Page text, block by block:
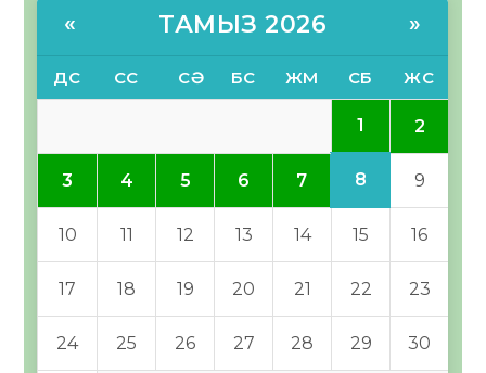
« ТАМЫЗ 2026 »
ДС СС СӘ БС ЖМ СБ ЖС
1 2
3 4 5 6 7 8 9
10 11 12 13 14 15 16
17 18 19 20 21 22 23
24 25 26 27 28 29 30